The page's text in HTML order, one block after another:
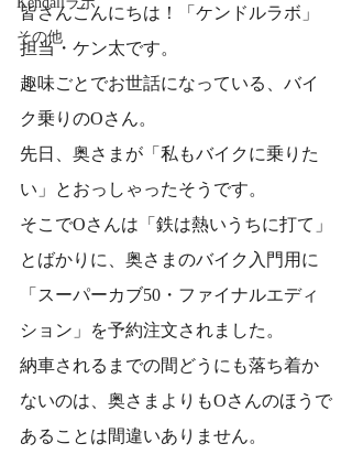
その他
皆さんこんにちは！「ケンドルラボ」
担当・ケン太です。
趣味ごとでお世話になっている、バイ
ク乗りのOさん。
先日、奥さまが「私もバイクに乗りた
い」とおっしゃったそうです。
そこでOさんは「鉄は熱いうちに打て」
とばかりに、奥さまのバイク入門用に
「スーパーカブ50・ファイナルエディ
ション」を予約注文されました。
納車されるまでの間どうにも落ち着か
ないのは、奥さまよりもOさんのほうで
あることは間違いありません。